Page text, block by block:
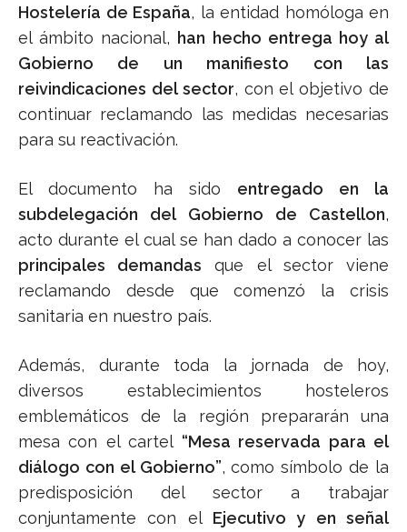
Hostelería de España, la entidad homóloga en
el ámbito nacional, han hecho entrega hoy al
Gobierno de un manifiesto con las
reivindicaciones del sector, con el objetivo de
continuar reclamando las medidas necesarias
para su reactivación.
El documento ha sido entregado en la
subdelegación del Gobierno de Castellon,
acto durante el cual se han dado a conocer las
principales demandas que el sector viene
reclamando desde que comenzó la crisis
sanitaria en nuestro país.
Además, durante toda la jornada de hoy,
diversos establecimientos hosteleros
emblemáticos de la región prepararán una
mesa con el cartel “Mesa reservada para el
diálogo con el Gobierno”, como símbolo de la
predisposición del sector a trabajar
conjuntamente con el Ejecutivo y en señal